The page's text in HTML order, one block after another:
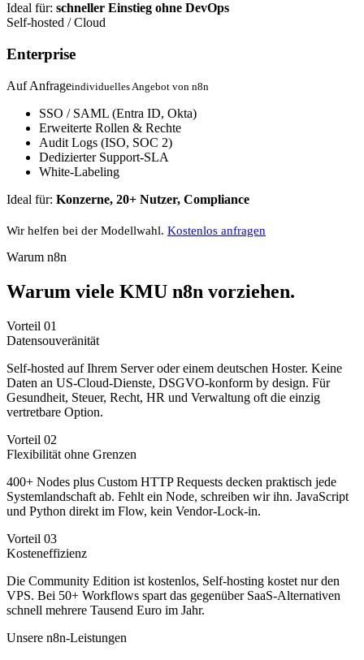
Ideal für: schneller Einstieg ohne DevOps
Self-hosted / Cloud
Enterprise
Auf Anfrageindividuelles Angebot von n8n
SSO / SAML (Entra ID, Okta)
Erweiterte Rollen & Rechte
Audit Logs (ISO, SOC 2)
Dedizierter Support-SLA
White-Labeling
Ideal für: Konzerne, 20+ Nutzer, Compliance
Wir helfen bei der Modellwahl. Kostenlos anfragen
Warum n8n
Warum viele KMU n8n vorziehen.
Vorteil 01
Datensouveränität
Self-hosted auf Ihrem Server oder einem deutschen Hoster. Keine
Daten an US-Cloud-Dienste, DSGVO-konform by design. Für
Gesundheit, Steuer, Recht, HR und Verwaltung oft die einzig
vertretbare Option.
Vorteil 02
Flexibilität ohne Grenzen
400+ Nodes plus Custom HTTP Requests decken praktisch jede
Systemlandschaft ab. Fehlt ein Node, schreiben wir ihn. JavaScript
und Python direkt im Flow, kein Vendor-Lock-in.
Vorteil 03
Kosteneffizienz
Die Community Edition ist kostenlos, Self-hosting kostet nur den
VPS. Bei 50+ Workflows spart das gegenüber SaaS-Alternativen
schnell mehrere Tausend Euro im Jahr.
Unsere n8n-Leistungen